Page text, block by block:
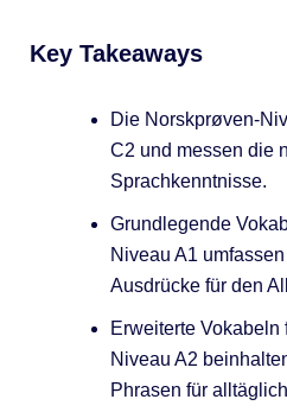
Key Takeaways
Die Norskprøven-
C2 und messen die
Sprachkenntnisse.
Grundlegende
Niveau A1
Ausdrücke für den
Erweiterte
Niveau A2
Phrasen für